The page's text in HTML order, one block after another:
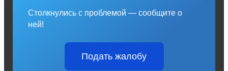
Столкнулись с проблемой — сообщите о
ней!
Подать жалобу